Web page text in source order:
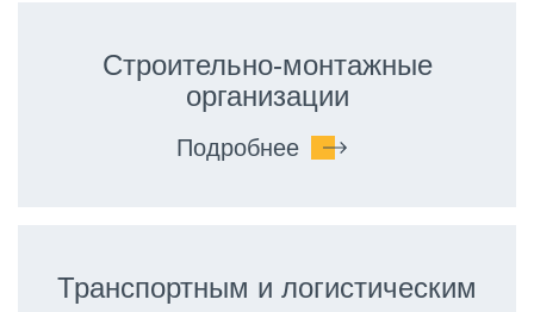
Строительно-монтажные
организации
Подробнее
Транспортным и логистическим